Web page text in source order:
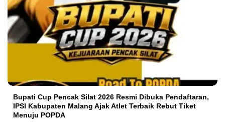
Bupati Cup Pencak Silat 2026 Resmi Dibuka Pendaftaran,
IPSI Kabupaten Malang Ajak Atlet Terbaik Rebut Tiket
Menuju POPDA